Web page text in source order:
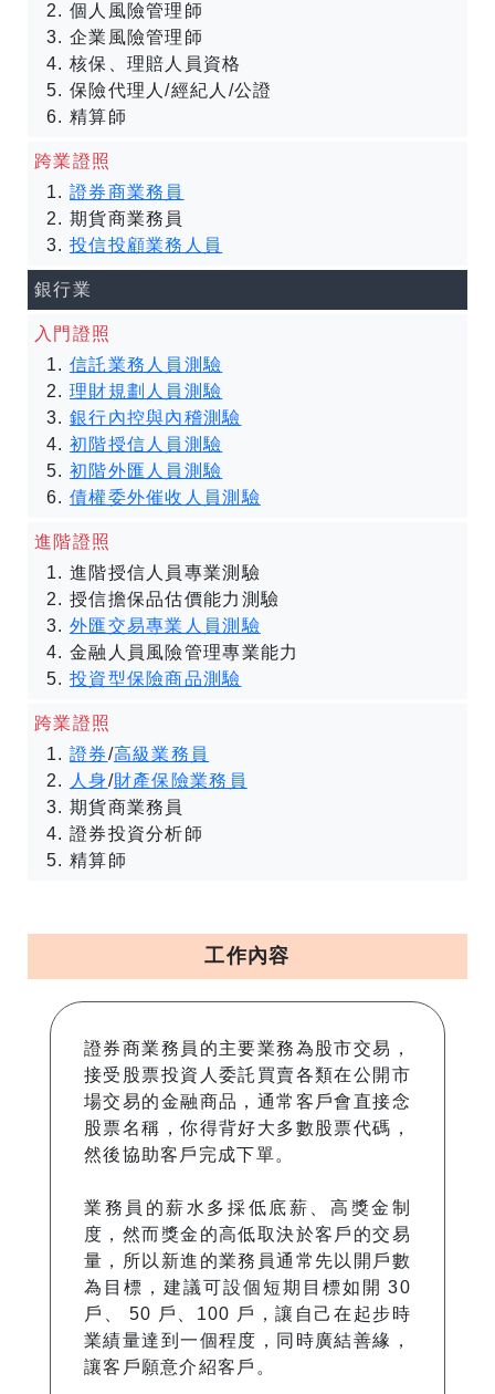
個人風險管理師
企業風險管理師
核保、理賠人員資格
保險代理人/經紀人/公證
精算師
跨業證照
證券商業務員
期貨商業務員
投信投顧業務人員
銀行業
入門證照
信託業務人員測驗
理財規劃人員測驗
銀行內控與內稽測驗
初階授信人員測驗
初階外匯人員測驗
債權委外催收人員測驗
進階證照
進階授信人員專業測驗
授信擔保品估價能力測驗
外匯交易專業人員測驗
金融人員風險管理專業能力
投資型保險商品測驗
跨業證照
證券/高級業務員
人身/財產保險業務員
期貨商業務員
證券投資分析師
精算師
工作內容
證券商業務員的主要業務為股市交易，
接受股票投資人委託買賣各類在公開市
場交易的金融商品，通常客戶會直接念
股票名稱，你得背好大多數股票代碼，
然後協助客戶完成下單。
業務員的薪水多採低底薪、高獎金制
度，然而獎金的高低取決於客戶的交易
量，所以新進的業務員通常先以開戶數
為目標，建議可設個短期目標如開 30
戶、 50 戶、100 戶，讓自己在起步時
業績量達到一個程度，同時廣結善緣，
讓客戶願意介紹客戶。